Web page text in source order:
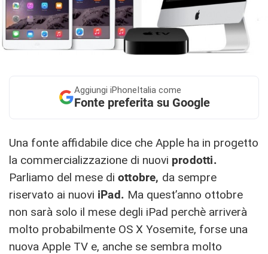
Aggiungi iPhoneItalia come
Fonte preferita su Google
Una fonte affidabile dice che Apple ha in progetto
la commercializzazione di nuovi prodotti.
Parliamo del mese di ottobre, da sempre
riservato ai nuovi iPad. Ma quest’anno ottobre
non sarà solo il mese degli iPad perchè arriverà
molto probabilmente OS X Yosemite, forse una
nuova Apple TV e, anche se sembra molto